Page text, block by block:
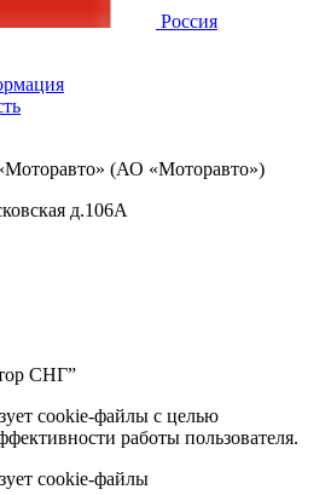
Россия
(АО «Моторавто»)
д.106А
СНГ”
cookie-файлы с целью
работы пользователя.
cookie-файлы